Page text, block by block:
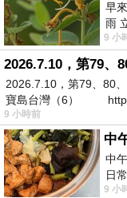
早
雨
下
9 小
2026.7.10，第79、80
寶島台灣（6）
9 小時前
中
日
當
9 小